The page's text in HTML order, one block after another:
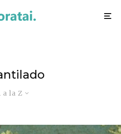
a la Z